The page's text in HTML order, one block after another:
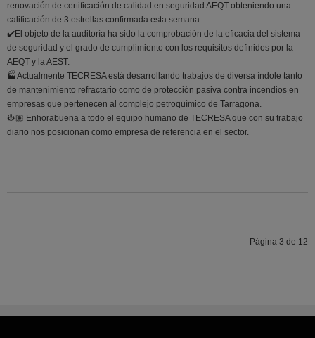
renovación de certificación de calidad en seguridad AEQT obteniendo una
calificación de 3 estrellas confirmada esta semana.
✔️El objeto de la auditoría ha sido la comprobación de la eficacia del sistema
de seguridad y el grado de cumplimiento con los requisitos definidos por la
AEQT y la AEST.
🏭Actualmente TECRESA está desarrollando trabajos de diversa índole tanto
de mantenimiento refractario como de protección pasiva contra incendios en
empresas que pertenecen al complejo petroquímico de Tarragona.
👷🏽 Enhorabuena a todo el equipo humano de TECRESA que con su trabajo
diario nos posicionan como empresa de referencia en el sector.
Página 3 de 12